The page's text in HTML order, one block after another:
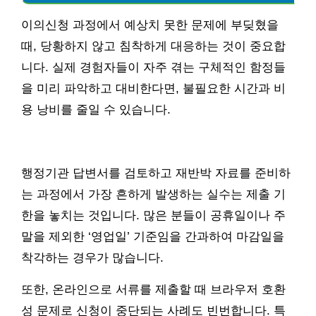
이의신청 과정에서 예상치 못한 문제에 부딪혔을
때, 당황하지 않고 침착하게 대응하는 것이 중요합
니다. 실제 경험자들이 자주 겪는 구체적인 함정들
을 미리 파악하고 대비한다면, 불필요한 시간과 비
용 낭비를 줄일 수 있습니다.
행정기관 답변서를 검토하고 재반박 자료를 준비하
는 과정에서 가장 흔하게 발생하는 실수는 제출 기
한을 놓치는 것입니다. 많은 분들이 공휴일이나 주
말을 제외한 ‘영업일’ 기준임을 간과하여 마감일을
착각하는 경우가 많습니다.
또한, 온라인으로 서류를 제출할 때 브라우저 호환
성 문제로 신청이 중단되는 사례도 빈번합니다. 특